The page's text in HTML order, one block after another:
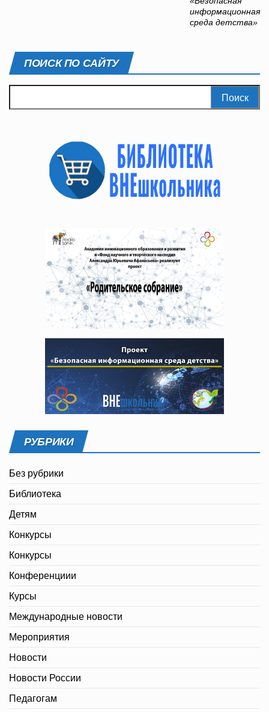
информационная
среда детства»
ПОИСК ПО САЙТУ
РУБРИКИ
Без рубрики
Библиотека
Детям
Конкурсы
Конкурсы
Конференциии
Курсы
Международные новости
Мероприятия
Новости
Новости России
Педагогам